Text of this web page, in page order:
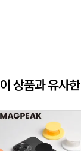
이 상품과 유사한